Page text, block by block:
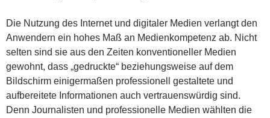
Die Nutzung des Internet und digitaler Medien verlangt den
Anwendern ein hohes Maß an Medienkompetenz ab. Nicht
selten sind sie aus den Zeiten konventioneller Medien
gewohnt, dass „gedruckte“ beziehungsweise auf dem
Bildschirm einigermaßen professionell gestaltete und
aufbereitete Informationen auch vertrauenswürdig sind.
Denn Journalisten und professionelle Medien wählten die